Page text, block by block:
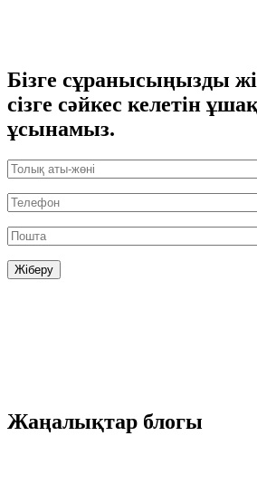
Бізге сұранысыңызды
сізге сәйкес келетін
ұсынамыз.
Жаңалықтар блогы